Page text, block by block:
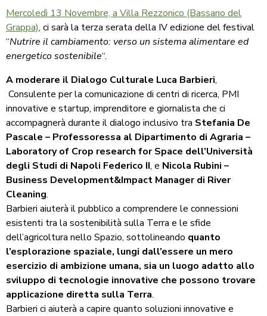
Mercoledì 13 Novembre, a Villa Rezzonico (Bassano del
Grappa), ci sarà la terza serata della IV edizione del festival
“Nutrire il cambiamento: verso un sistema alimentare ed
energetico sostenibile“.
A moderare il Dialogo Culturale Luca Barbieri,
Consulente per la comunicazione di centri di ricerca, PMI
innovative e startup, imprenditore e giornalista che ci
accompagnerà durante il dialogo inclusivo tra Stefania De
Pascale – Professoressa al Dipartimento di Agraria –
Laboratory of Crop research for Space dell’Università
degli Studi di Napoli Federico II, e Nicola Rubini –
Business Development&Impact Manager di River
Cleaning.
Barbieri aiuterà il pubblico a comprendere le connessioni
esistenti tra la sostenibilità sulla Terra e le sfide
dell’agricoltura nello Spazio, sottolineando quanto
l’esplorazione spaziale, lungi dall’essere un mero
esercizio di ambizione umana, sia un luogo adatto allo
sviluppo di tecnologie innovative che possono trovare
applicazione diretta sulla Terra.
Barbieri ci aiuterà a capire quanto soluzioni innovative e